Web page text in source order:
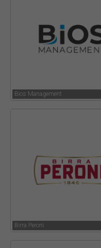
Bios Management
Birra Peroni